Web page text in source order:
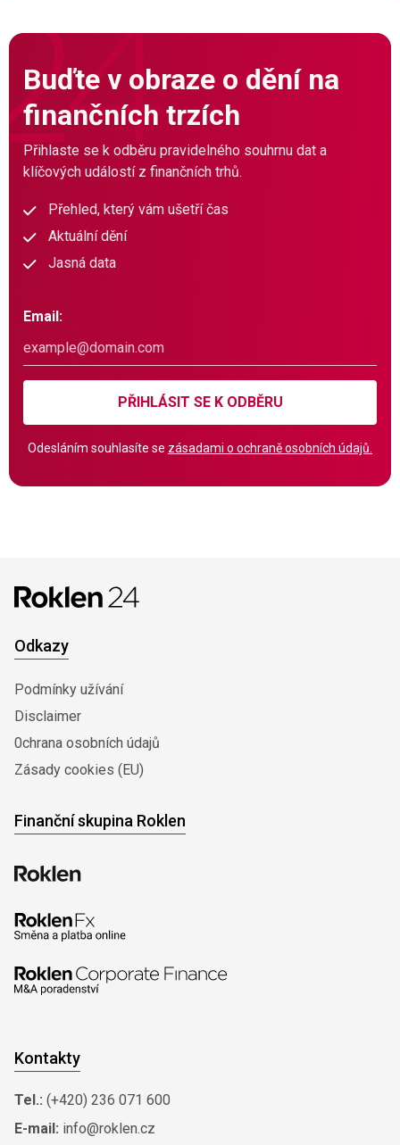
Buďte v obraze o dění na
finančních trzích
Přihlaste se k odběru pravidelného souhrnu dat a
klíčových událostí z finančních trhů.
Přehled, který vám ušetří čas
Aktuální dění
Jasná data
Email:
PŘIHLÁSIT SE K ODBĚRU
Odesláním souhlasíte se zásadami o ochraně osobních údajů.
Odkazy
Podmínky užívání
Disclaimer
0chrana osobních údajů
Zásady cookies (EU)
Finanční skupina Roklen
Kontakty
Tel.: (+420) 236 071 600
E-mail: info@roklen.cz